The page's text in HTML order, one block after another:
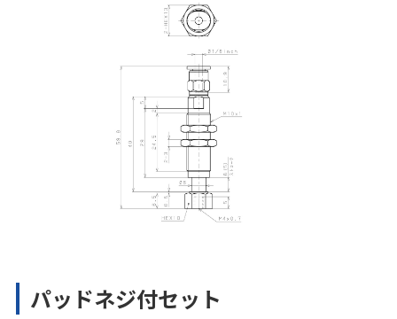
パッドネジ付セット